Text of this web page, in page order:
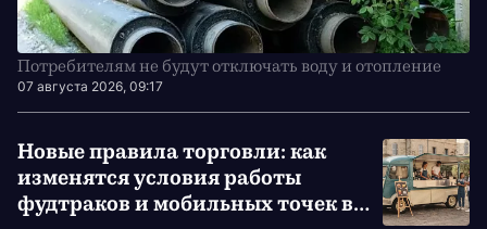
Потребителям не будут отключать воду и отопление
07 августа 2026, 09:17
Новые правила торговли: как
изменятся условия работы
фудтраков и мобильных точек в